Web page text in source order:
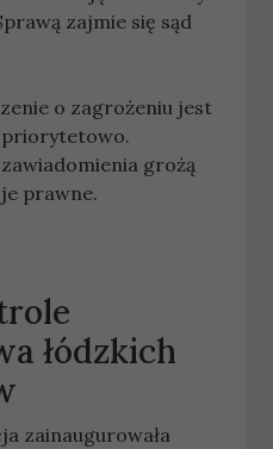
zajmie się sąd
o zagrożeniu jest
zawiadomienia grożą
prawne.
łódzkich
zainaugurowała